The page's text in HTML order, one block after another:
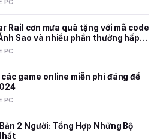
PC
Rail cơn mưa quà tặng với mã code
Sao và nhiều phần thưởng hấp
PC
các game online miễn phí đáng để
PC
2 Người: Tổng Hợp Những Bộ